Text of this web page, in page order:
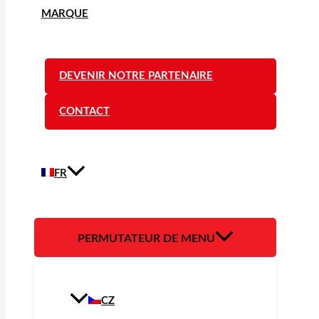
MARQUE
DEVENIR NOTRE PARTENAIRE
CONTACT
FR
PERMUTATEUR DE MENU
CZ